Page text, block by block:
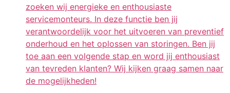
zoeken wij energieke en enthousiaste
servicemonteurs. In deze functie ben jij
verantwoordelijk voor het uitvoeren van preventief
onderhoud en het oplossen van storingen. Ben jij
toe aan een volgende stap en word jij enthousiast
van tevreden klanten? Wij kijken graag samen naar
de mogelijkheden!